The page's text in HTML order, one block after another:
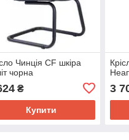
Чинція CF шкіра
чорна
₴
Купити
3